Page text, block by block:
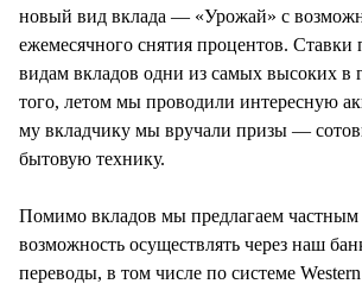
новый вид вклада — «Урожай» с
ежемесячного снятия процентов. Ставки
видам вкладов одни из самых высоких в
того, летом мы проводили интересную
му вкладчику мы вручали призы —
бытовую технику.
Помимо вкладов мы предлагаем
возможность осуществлять через наш
переводы, в том числе по системе